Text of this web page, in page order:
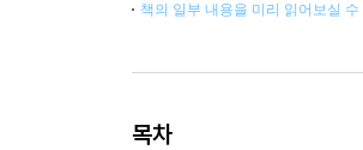
책의 일부 내용을 미리 읽어보실
목차